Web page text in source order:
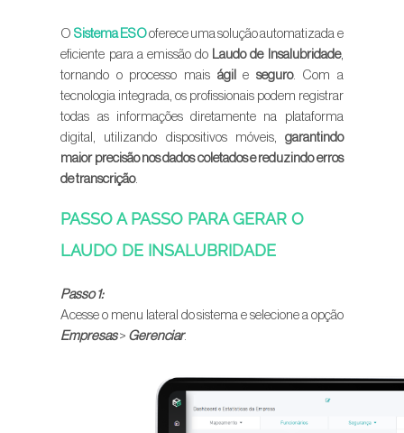
O Sistema ESOoferece uma solução automatizada e
eficiente para a emissão do Laudo de Insalubridade,
tornando o processo mais ágile seguro. Com a
tecnologia integrada, os profissionais podem registrar
todas as informações diretamente na plataforma
digital, utilizando dispositivos móveis, garantindo
maior precisão nos dados coletados e reduzindo erros
de transcrição.
PASSO A PASSO PARA GERAR O
LAUDO DE INSALUBRIDADE
Passo 1:
Acesse o menu lateral do sistema e selecione a opção
Empresas> Gerenciar.